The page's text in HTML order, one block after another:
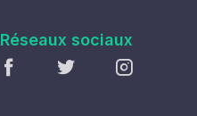
Réseaux sociaux